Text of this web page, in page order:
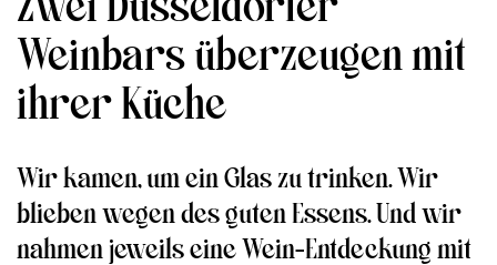
Weinbars überzeugen mit
ihrer Küche
Wir kamen, um ein Glas zu trinken. Wir
blieben wegen des guten Essens. Und wir
nahmen jeweils eine Wein-Entdeckung mit